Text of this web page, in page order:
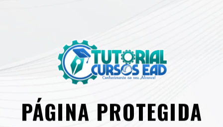
PÁGINA PROTEGIDA